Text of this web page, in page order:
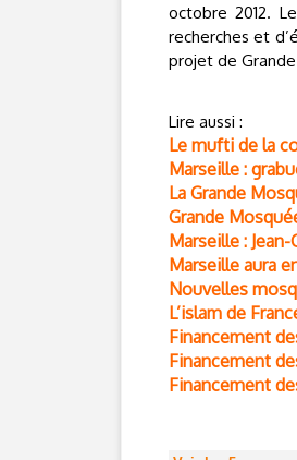
octobre 2012.
recherches et
projet de
Lire aussi :
Le mufti de la
Marseille :
La Grande
Grande
Marseille :
Marseille aura
Nouvelles
L’islam de
Financement
Financement
Financement